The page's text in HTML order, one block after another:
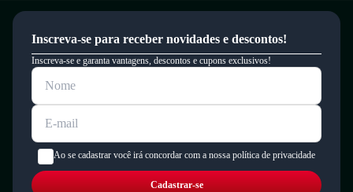
Inscreva-se para receber novidades e descontos!
Inscreva-se e garanta vantagens, descontos e cupons exclusivos!
Ao se cadastrar você irá concordar com a nossa política de privacidade
Cadastrar-se